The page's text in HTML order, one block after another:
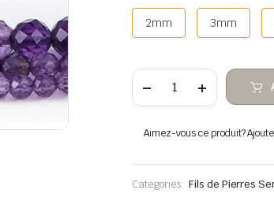
2mm 3mm
pierre
AA
Aimez-vous ce produit?
Categories: Fils de Pierres